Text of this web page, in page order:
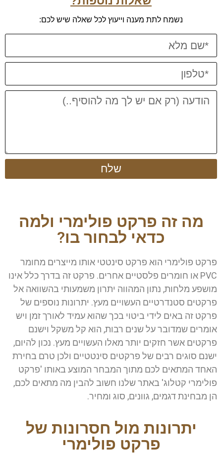
נשמח לתת מענה וייעוץ לכל שאלה שיש לכם:
שלח
מה זה פרקט פולימרי ולמה
כדאי לבחור בו?
פרקט פולימרי הוא פרקט סינטטי אותו מייצרים מחומר
PVC או חומרים פלסטיים אחרים. פרקט זה בדרך כלל אינו
מושפע מלחות, נתון המהווה יתרון משמעותי בהשוואה אל
פרקטים סטנדרטיים העשויים מעץ. יתרונות נוספים של
פרקט זה באים לידי ביטוי בכך שהוא עמיד לאורך זמן ויש
אומרים שמדובר על שנים רבות, הוא קל משקל וישנם
פרקטים אשר חזקים יותר מאלו העשויים מעץ. נכון להיום,
ישנם סוגים רבים של פרקטים סינטטיים ולכן טרם בחירת
האחד המתאים לכם מתוך המבחר המוצע באותו 'פרקט
פולימרי קטלוג' באתר שלנו חשוב להבין מה מתאים לכם,
הן מבחינת דגמים, גוונים, סוג ומחיר.
יתרונות מול חסרונות של
פרקט פולימרי